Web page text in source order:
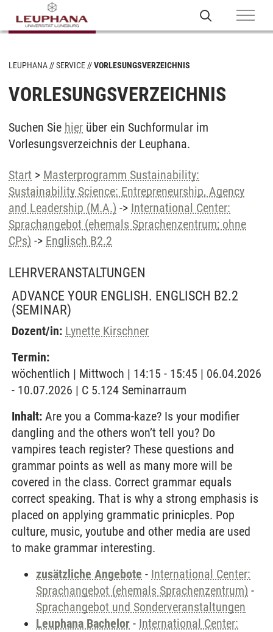
LEUPHANA SERVICE VORLESUNGSVERZEICHNIS
VORLESUNGSVERZEICHNIS
Suchen Sie hier über ein Suchformular im
Vorlesungsverzeichnis der Leuphana.
Start > Masterprogramm Sustainability:
Sustainability Science: Entrepreneurship, Agency
and Leadership (M.A.) -> International Center:
Sprachangebot (ehemals Sprachenzentrum; ohne
CPs) -> Englisch B2.2
LEHRVERANSTALTUNGEN
ADVANCE YOUR ENGLISH. ENGLISCH B2.2
(SEMINAR)
Dozent/in: Lynette Kirschner
Termin:
wöchentlich | Mittwoch | 14:15 - 15:45 | 06.04.2026
- 10.07.2026 | C 5.124 Seminarraum
Inhalt: Are you a Comma-kaze? Is your modifier
dangling and the others won’t tell you? Do
vampires teach register? These questions and
grammar points as well as many more will be
covered in the class. Correct grammar equals
correct speaking. That is why a strong emphasis is
placed on applying grammatic prinicples. Pop
culture, music, youtube and other media are used
to make grammar interesting.
zusätzliche Angebote - International Center:
Sprachangebot (ehemals Sprachenzentrum) -
Sprachangebot und Sonderveranstaltungen
Leuphana Bachelor - International Center: